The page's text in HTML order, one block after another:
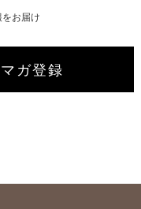
お届け
ガ登録